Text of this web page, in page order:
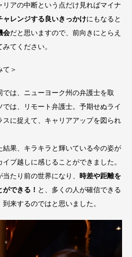
アの中断という点だけ見ればマイナ
ャレンジする良いきっかけにもなると
会だと思いますので、前向きにとらえ
てください。
て＞
は、ニューヨーク州の弁護士を取
は、リモート弁護士。予期せぬライ
スに捉えて、キャリアアップを図られ
果、キラキラと輝いている今の姿が
プ越しに感じることができました。
たり前の世界になり、 時差や距離を
できる！ と、多くの人が確信できる
来するのではと思いました。